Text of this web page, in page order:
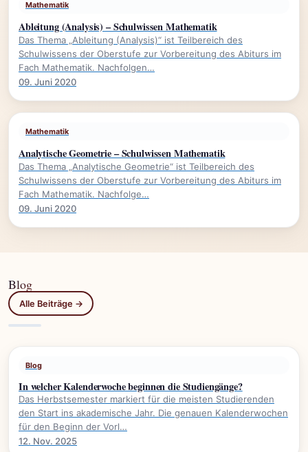
Mathematik
Ableitung (Analysis) – Schulwissen Mathematik
Das Thema „Ableitung (Analysis)“ ist Teilbereich des
Schulwissens der Oberstufe zur Vorbereitung des Abiturs im
Fach Mathematik. Nachfolgen…
09. Juni 2020
Mathematik
Analytische Geometrie – Schulwissen Mathematik
Das Thema „Analytische Geometrie“ ist Teilbereich des
Schulwissens der Oberstufe zur Vorbereitung des Abiturs im
Fach Mathematik. Nachfolge…
09. Juni 2020
Blog
Alle Beiträge →
Blog
In welcher Kalenderwoche beginnen die Studiengänge?
Das Herbstsemester markiert für die meisten Studierenden
den Start ins akademische Jahr. Die genauen Kalenderwochen
für den Beginn der Vorl…
12. Nov. 2025